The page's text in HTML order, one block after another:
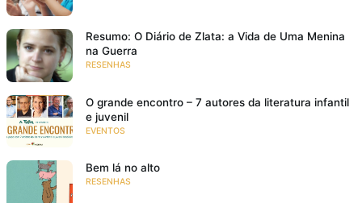
Resumo: O Diário de Zlata: a Vida de Uma Menina
na Guerra
RESENHAS
O grande encontro – 7 autores da literatura infantil
e juvenil
EVENTOS
Bem lá no alto
RESENHAS